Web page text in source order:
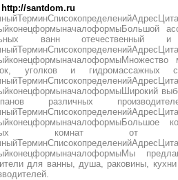
http://santdom.ru
ванн отечественный и
уголков и гидромассажных
различных
комнат от
для ванны, душа, раковины,